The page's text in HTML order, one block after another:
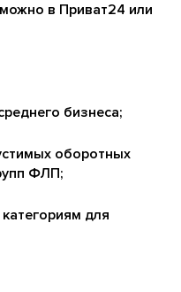
в Приват24 или
бизнеса;
оборотных
ФЛП;
для